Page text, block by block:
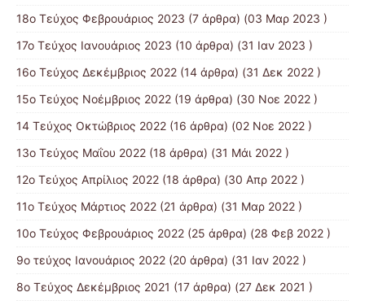
18ο Τεύχος Φεβρουάριος 2023 (7 άρθρα) (03 Μαρ 2023 )
17ο Τεύχος Ιανουάριος 2023 (10 άρθρα) (31 Ιαν 2023 )
16ο Τεύχος Δεκέμβριος 2022 (14 άρθρα) (31 Δεκ 2022 )
15o Τεύχος Νοέμβριος 2022 (19 άρθρα) (30 Νοε 2022 )
14 Tεύχος Οκτώβριος 2022 (16 άρθρα) (02 Νοε 2022 )
13ο Τεύχος Μαΐου 2022 (18 άρθρα) (31 Μάι 2022 )
12ο Τεύχος Απρίλιος 2022 (18 άρθρα) (30 Απρ 2022 )
11o Tεύχος Μάρτιος 2022 (21 άρθρα) (31 Μαρ 2022 )
10o Tεύχος Φεβρουάριος 2022 (25 άρθρα) (28 Φεβ 2022 )
9o τεύχος Ιανουάριος 2022 (20 άρθρα) (31 Ιαν 2022 )
8o Tεύχος Δεκέμβριος 2021 (17 άρθρα) (27 Δεκ 2021 )